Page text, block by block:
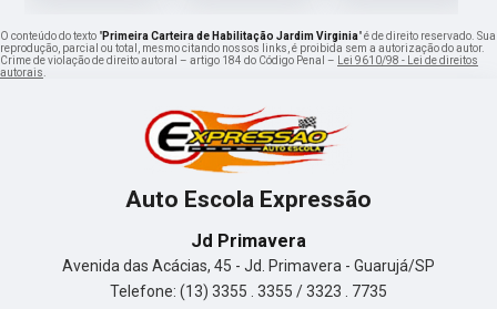
O conteúdo do texto "Primeira Carteira de Habilitação Jardim Virginia" é de direito reservado. Sua
reprodução, parcial ou total, mesmo citando nossos links, é proibida sem a autorização do autor.
Crime de violação de direito autoral – artigo 184 do Código Penal –
Lei 9610/98 - Lei de direitos
autorais
Auto Escola Expressão
Jd Primavera
Avenida das Acácias, 45 - Jd. Primavera - Guarujá/SP
Telefone: (13) 3355 . 3355 / 3323 . 7735